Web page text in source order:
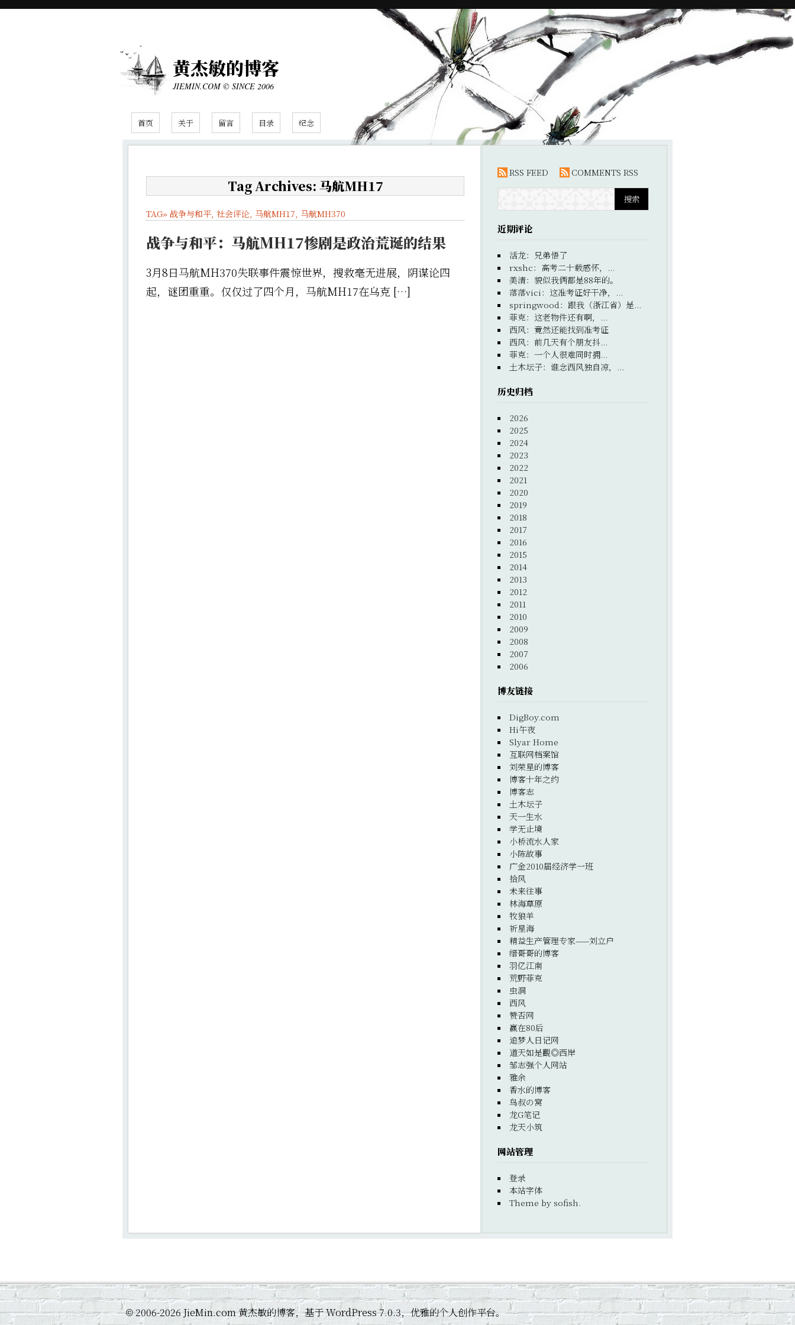
黄杰敏的博客
JIEMIN.COM © SINCE 2006
首页 关于 留言 目录 纪念
Tag Archives: 马航MH17
TAG» 战争与和平, 社会评论, 马航MH17, 马航MH370
战争与和平：马航MH17惨剧是政治荒诞的结果
3月8日马航MH370失联事件震惊世界，搜救毫无进展，阴谋论四
起，谜团重重。仅仅过了四个月，马航MH17在乌克 […]
RSS FEED COMMENTS RSS
近期评论
活龙： 兄弟悟了
rxshc： 高考二十载感怀，...
美清： 貌似我俩都是88年的。
落落vici ： 这准考证好干净，...
springwood ： 跟我（浙江省）是...
菲克： 这老物件还有啊，...
西风： 竟然还能找到准考证
西风： 前几天有个朋友抖...
菲克： 一个人很难同时拥...
土木坛子： 谁念西风独自凉，...
历史归档
2026
2025
2024
2023
2022
2021
2020
2019
2018
2017
2016
2015
2014
2013
2012
2011
2010
2009
2008
2007
2006
博友链接
DigBoy.com
Hi午夜
Slyar Home
互联网档案馆
刘荣星的博客
博客十年之约
博客志
土木坛子
天一生水
学无止境
小桥流水人家
小陈故事
广金2010届经济学一班
拾风
未来往事
林海草原
牧狼羊
祈星海
精益生产管理专家——刘立户
缙哥哥的博客
羽亿江南
荒野菲克
虫洞
西风
赞否网
赢在80后
追梦人日记网
道天如是觀◎西岸
邹志强个人网站
雅余
香水的博客
鸟叔の窝
龙G笔记
龙天小筑
网站管理
登录
本站字体
Theme by sofish.
©2006-2026 JieMin.com 黄杰敏的博客，基于 WordPress 7.0.3，优雅的个人创作平台。